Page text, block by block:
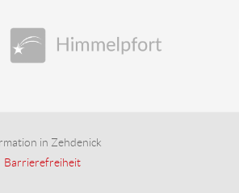
in Zehdenick
Barrierefreiheit